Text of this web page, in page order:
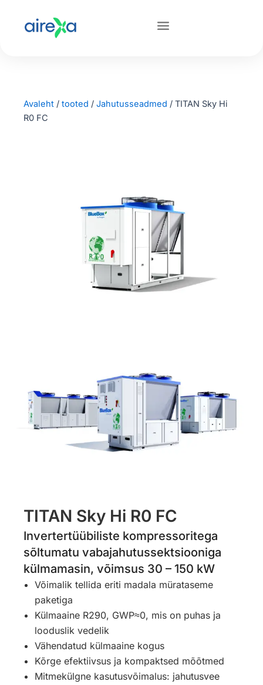
Avaleht / tooted / Jahutusseadmed / TITAN Sky Hi
R0 FC
TITAN Sky Hi R0 FC
Invertertüübiliste kompressoritega
sõltumatu vabajahutussektsiooniga
külmamasin, võimsus 30 – 150 kW
Võimalik tellida eriti madala mürataseme
paketiga
Külmaaine R290, GWP≈0, mis on puhas ja
looduslik vedelik
Vähendatud külmaaine kogus
Kõrge efektiivsus ja kompaktsed mõõtmed
Mitmekülgne kasutusvõimalus: jahutusvee